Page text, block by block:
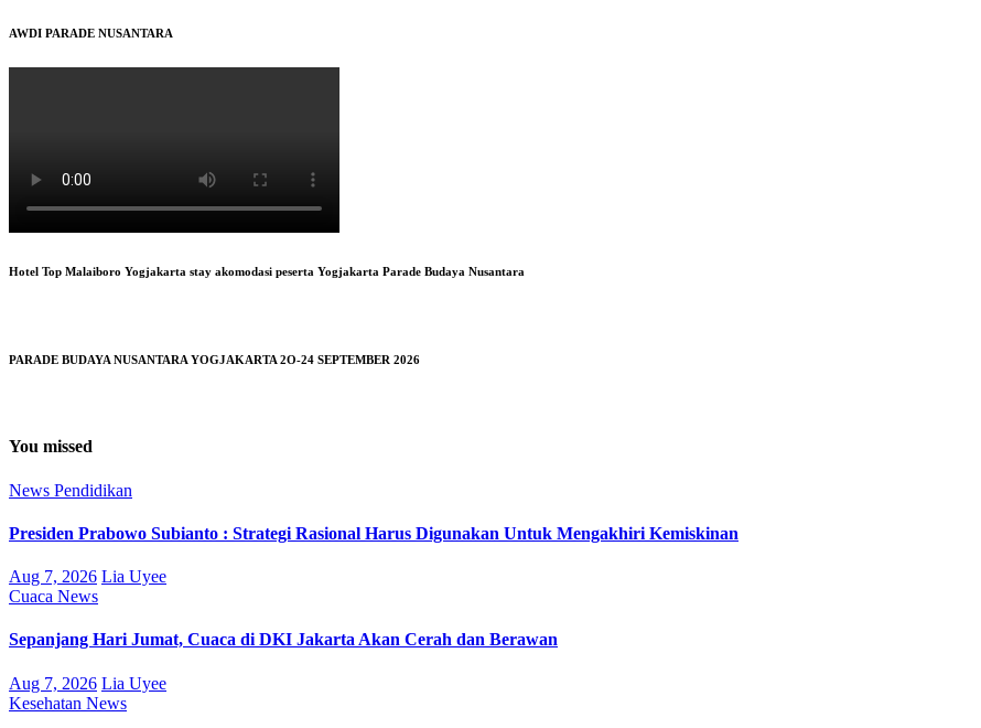
AWDI PARADE NUSANTARA
Hotel Top Malaiboro Yogjakarta stay akomodasi peserta Yogjakarta Parade Budaya Nusantara
PARADE BUDAYA NUSANTARA YOGJAKARTA 2O-24 SEPTEMBER 2026
You missed
News Pendidikan
Presiden Prabowo Subianto : Strategi Rasional Harus Digunakan Untuk Mengakhiri Kemiskinan
Aug 7, 2026 Lia Uyee
Cuaca News
Sepanjang Hari Jumat, Cuaca di DKI Jakarta Akan Cerah dan Berawan
Aug 7, 2026 Lia Uyee
Kesehatan News